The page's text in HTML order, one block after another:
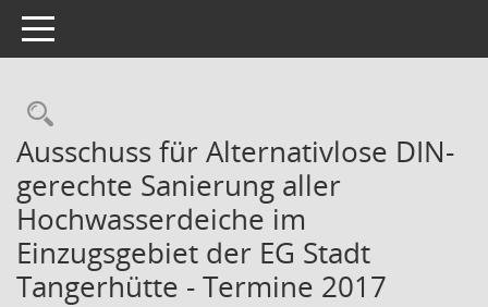
Toggle navigation
Rechercheauswahl
Ausschuss für Alternativlose DIN-
gerechte Sanierung aller
Hochwasserdeiche im
Einzugsgebiet der EG Stadt
Tangerhütte - Termine 2017